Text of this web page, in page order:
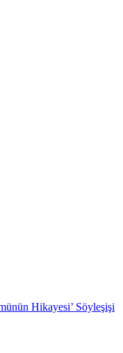
Hikayesi’ Söyleşişi